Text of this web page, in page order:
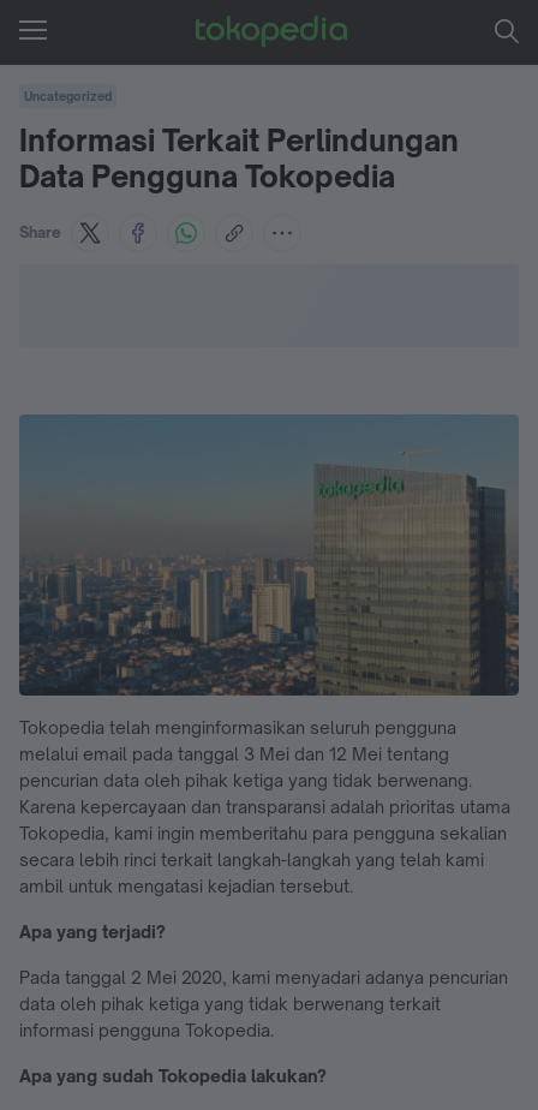
Uncategorized
Informasi Terkait Perlindungan
Data Pengguna Tokopedia
Share
Tokopedia telah menginformasikan seluruh pengguna
melalui email pada tanggal 3 Mei dan 12 Mei tentang
pencurian data oleh pihak ketiga yang tidak berwenang.
Karena kepercayaan dan transparansi adalah prioritas utama
Tokopedia, kami ingin memberitahu para pengguna sekalian
secara lebih rinci terkait langkah-langkah yang telah kami
ambil untuk mengatasi kejadian tersebut.
Apa yang terjadi?
Pada tanggal 2 Mei 2020, kami menyadari adanya pencurian
data oleh pihak ketiga yang tidak berwenang terkait
informasi pengguna Tokopedia.
Apa yang sudah Tokopedia lakukan?